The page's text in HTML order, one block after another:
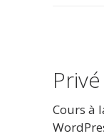
Privé
Cours à